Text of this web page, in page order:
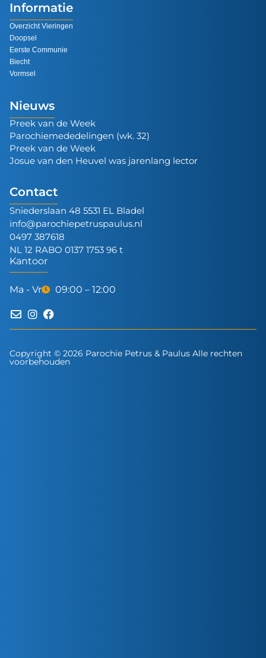
Informatie
Overzicht Vieringen
Doopsel
Eerste Communie
Biecht
Vormsel
Nieuws
Preek van de Week
Parochiemededelingen (wk. 32)
Preek van de Week
Josue van den Heuvel was jarenlang lector
Contact
Sniederslaan 48 5531 EL Bladel
info@parochiepetruspaulus.nl
0497 387618
NL 12 RABO 0137 1753 96 t
Kantoor
Ma - Vr 09:00 – 12:00
Copyright © 2026 Parochie Petrus & Paulus Alle rechten
voorbehouden